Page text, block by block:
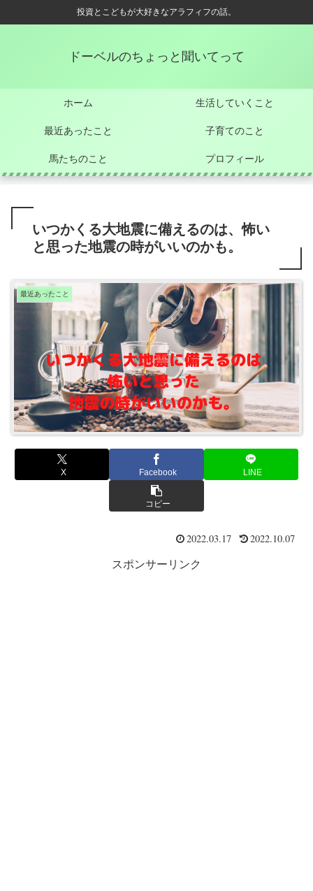
投資とこどもが大好きなアラフィフの話。
ドーベルのちょっと聞いてって
ホーム 生活していくこと
最近あったこと 子育てのこと
馬たちのこと プロフィール
いつかくる大地震に備えるのは、怖い
と思った地震の時がいいのかも。
最近あったこと
X Facebook LINE
コピー
2022.03.17 2022.10.07
スポンサーリンク